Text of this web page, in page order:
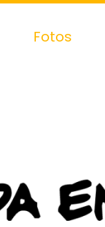
Fotos